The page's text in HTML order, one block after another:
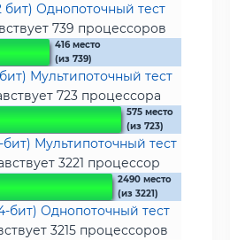
бит) Однопоточный тест
739 процессоров
416 место
(из 739)
Мультипоточный тест
723 процессора
575 место
(из 723)
бит) Мультипоточный тест
3221 процессор
2490 место
(из 3221)
бит) Однопоточный тест
3215 процессоров